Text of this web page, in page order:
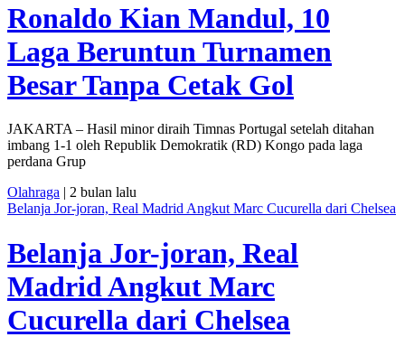
Ronaldo Kian Mandul, 10
Laga Beruntun Turnamen
Besar Tanpa Cetak Gol
JAKARTA – Hasil minor diraih Timnas Portugal setelah ditahan
imbang 1-1 oleh Republik Demokratik (RD) Kongo pada laga
perdana Grup
Olahraga | 2 bulan lalu
Belanja Jor-joran, Real Madrid Angkut Marc Cucurella dari Chelsea
Belanja Jor-joran, Real
Madrid Angkut Marc
Cucurella dari Chelsea